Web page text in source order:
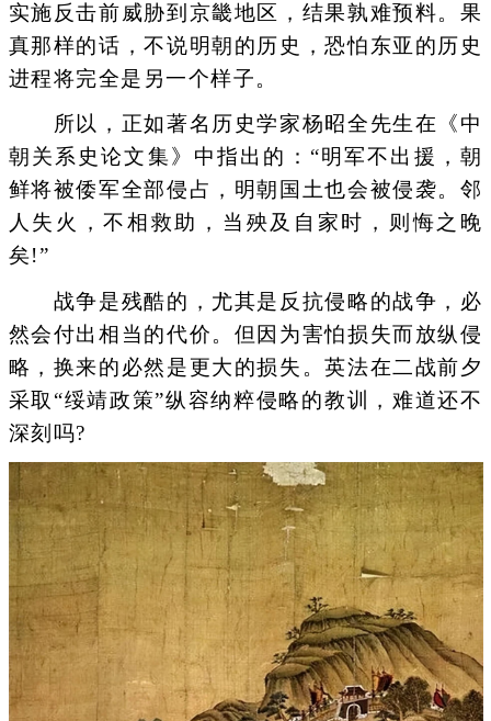
实施反击前威胁到京畿地区，结果孰难预料。果
真那样的话，不说明朝的历史，恐怕东亚的历史
进程将完全是另一个样子。
所以，正如著名历史学家杨昭全先生在《中
朝关系史论文集》中指出的：“明军不出援，朝
鲜将被倭军全部侵占，明朝国土也会被侵袭。邻
人失火，不相救助，当殃及自家时，则悔之晚
矣!”
战争是残酷的，尤其是反抗侵略的战争，必
然会付出相当的代价。但因为害怕损失而放纵侵
略，换来的必然是更大的损失。英法在二战前夕
采取“绥靖政策”纵容纳粹侵略的教训，难道还不
深刻吗?